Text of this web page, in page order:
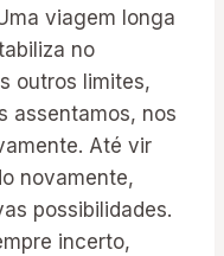
viagem longa
no
outros limites,
assentamos, nos
Até vir
novamente,
possibilidades.
incerto,